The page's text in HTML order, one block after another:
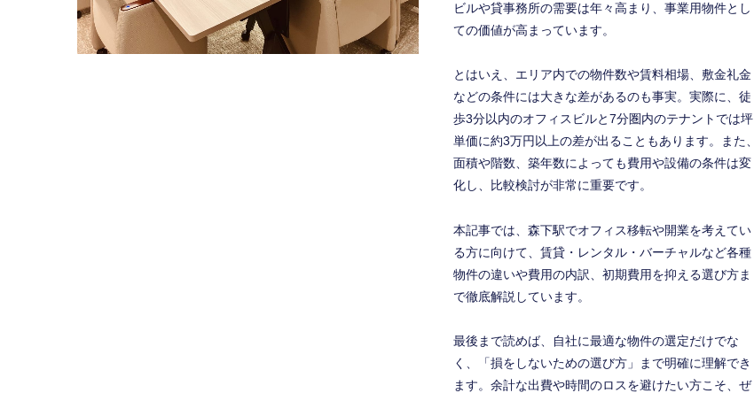
ビルや貸事務所の需要は年々高まり、事業用物件とし
ての価値が高まっています。
とはいえ、エリア内での物件数や賃料相場、敷金礼金
などの条件には大きな差があるのも事実。実際に、徒
歩3分以内のオフィスビルと7分圏内のテナントでは坪
単価に約3万円以上の差が出ることもあります。また、
面積や階数、築年数によっても費用や設備の条件は変
化し、比較検討が非常に重要です。
本記事では、森下駅でオフィス移転や開業を考えてい
る方に向けて、賃貸・レンタル・バーチャルなど各種
物件の違いや費用の内訳、初期費用を抑える選び方ま
で徹底解説しています。
最後まで読めば、自社に最適な物件の選定だけでな
く、「損をしないための選び方」まで明確に理解でき
ます。余計な出費や時間のロスを避けたい方こそ、ぜ